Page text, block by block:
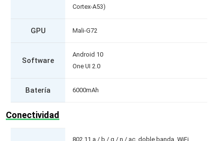
Cortex-A53)
GPU Mali-G72
Software
Android 10
One UI 2.0
Batería 6000mAh
Conectividad
802.11 a / b / g / n / ac, doble banda, WiFi